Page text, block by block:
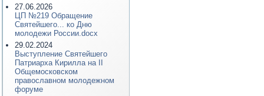
27.06.2026
ЦП №219 Обращение
Святейшего... ко Дню
молодежи России.docx
29.02.2024
Выступление Святейшего
Патриарха Кирилла на II
Общемосковском
православном молодежном
форуме